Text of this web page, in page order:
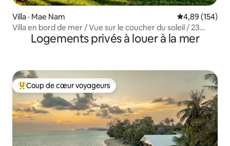
Villa · Mae Nam Note
4,89 (154)
Villa en bord de mer / Vue sur le coucher du soleil / 23
PalmsLogements privés à louer à la mer
Coup de cœur voyageurs parmi les plus aimés
Coup de cœur voyageurs